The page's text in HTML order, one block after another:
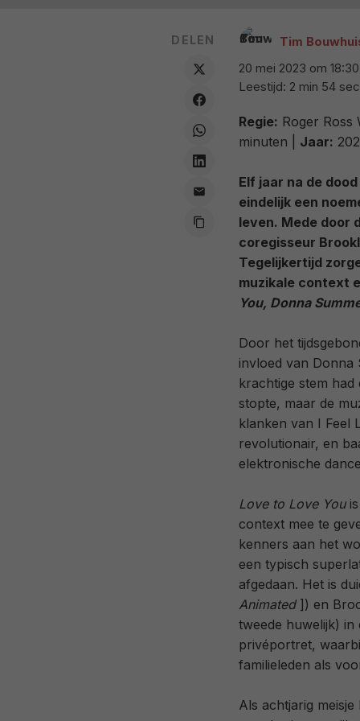
Tim
20 mei 2023 om 18:30
Leestijd: 2 min 54 sec
Regie: Roger Ross
minuten | Jaar:
Elf jaar na de
eindelijk een
leven. Mede door
coregisseur
Tegelijkertijd
muzikale context
You, Donna
Door het
invloed van Donna
krachtige stem
stopte, maar de
klanken van I Feel
revolutionair, en
elektronische
Love to Love Youis
context mee te
kenners aan het
een typisch
afgedaan. Het is
Animated ]) en
tweede huwelijk) in
privéportret,
familieleden als
Als achtjarig
DELEN